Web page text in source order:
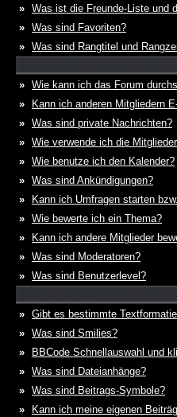
» Was ist die Freunde-Liste und
» Was sind Favoriten?
» Was sind Rangtitel und
» Wie kann ich das Forum
»
Kann ich anderen Mitgliedern
» Was sind private Nachrichten?
» Wie verwende ich die
» Wie benutze ich den Kalender?
» Was sind Ankündigungen?
»
Kann ich Umfragen starten
» Wie bewerte ich ein Thema?
»
Kann ich andere Mitglieder
» Was sind Moderatoren?
» Was sind Benutzerlevel?
» Gibt es bestimmte
» Was sind Smilies?
»
BBCode Schnellauswahl und
» Was sind Dateianhänge?
» Was sind Beitrags-Symbole?
»
Kann ich meine eigenen